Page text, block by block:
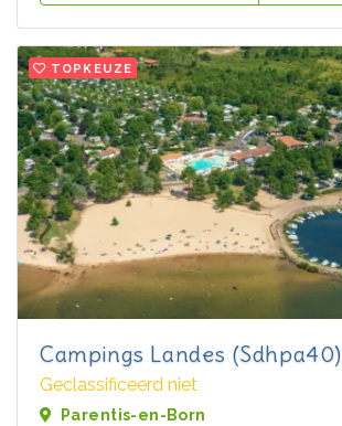
TOPKEUZE
Campings Landes (Sdhpa40)
Geclassificeerd niet
Parentis-en-Born